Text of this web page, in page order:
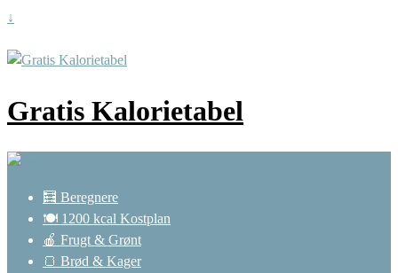
↓
Gratis Kalorietabel
🧮 Beregnere
🍽️ 1200 kcal Kostplan
🍎 Frugt & Grønt
🍞 Brød & Kager